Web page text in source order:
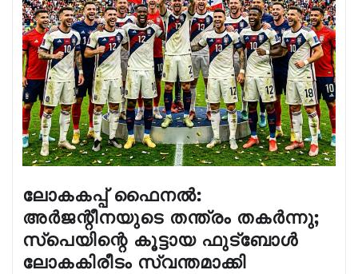
ലോകകപ്പ് ഫൈനൽ:
അർജന്റീനയുടെ തന്ത്രം തകർന്നു;
സ്പെയിന്റെ കൂട്ടായ ഫുട്ബോൾ
ലോകകിരീടം സ്വന്തമാക്കി